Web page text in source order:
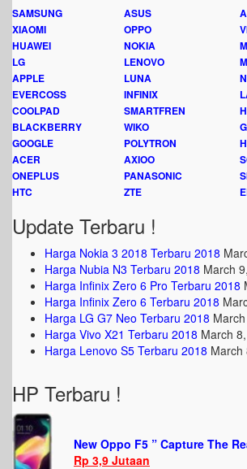
SAMSUNG ASUS
XIAOMI
OPPO
HUAWEI
NOKIA
LG
LENOVO
APPLE
LUNA
EVERCOSS
INFINIX
COOLPAD
SMARTFREN
BLACKBERRY
WIKO
GOOGLE
POLYTRON
ACER
AXIOO
ONEPLUS
PANASONIC
HTC
ZTE
Update Terbaru !
Harga Nokia 3 2018 Terbaru 2018
Harga Nubia N3 Terbaru 2018 March
Harga Infinix Zero 6 Pro Terbaru 2018
Harga Infinix Zero 6 Terbaru 2018
Harga LG G7 Neo Terbaru 2018
Harga Vivo X21 Terbaru 2018 March
Harga Lenovo S5 Terbaru 2018 March
HP Terbaru !
New Oppo F5 ” Capture The
Rp 3,9 Jutaan